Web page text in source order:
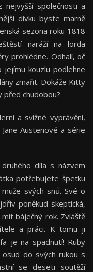
společnosti a
dívku byste marně
sezona roku 1818
naráží na lorda
prohlédne. Odhalí, oč
kouzlu podlehne
zmařit. Dokáže Kitty
chudobou?
a svižné vyprávění,
Austenové a série
díla s názvem
potřebujete špetku
svých snů. Své o
poněkud skeptická,
báječný rok. Zvláště
a práci. K tomu ji
je na spadnutí! Ruby
do svých rukou s
se deseti soutěží